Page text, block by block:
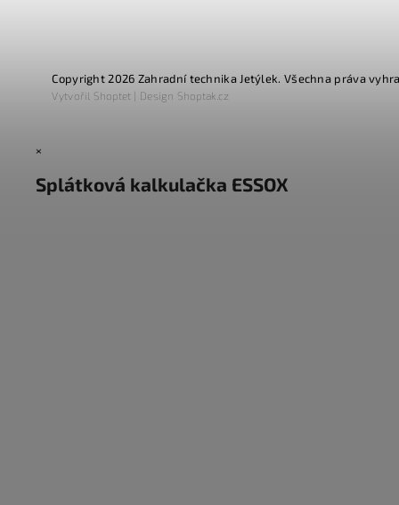
Copyright 2026 Zahradní technika Jetýlek. Všechna práva
VytvořilShoptet | DesignShoptak.cz
×
Splátková kalkulačka ESSOX